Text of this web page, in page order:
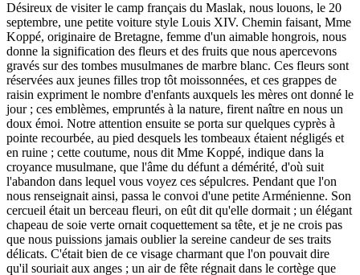
Désireux de visiter le camp français du Maslak, nous louons, le 20
septembre, une petite voiture style Louis XIV. Chemin faisant, Mme
Koppé, originaire de Bretagne, femme d'un aimable hongrois, nous
donne la signification des fleurs et des fruits que nous apercevons
gravés sur des tombes musulmanes de marbre blanc. Ces fleurs sont
réservées aux jeunes filles trop tôt moissonnées, et ces grappes de
raisin expriment le nombre d'enfants auxquels les mères ont donné le
jour ; ces emblèmes, empruntés à la nature, firent naître en nous un
doux émoi. Notre attention ensuite se porta sur quelques cyprès à
pointe recourbée, au pied desquels les tombeaux étaient négligés et
en ruine ; cette coutume, nous dit Mme Koppé, indique dans la
croyance musulmane, que l'âme du défunt a démérité, d'où suit
l'abandon dans lequel vous voyez ces sépulcres. Pendant que l'on
nous renseignait ainsi, passa le convoi d'une petite Arménienne. Son
cercueil était un berceau fleuri, on eût dit qu'elle dormait ; un élégant
chapeau de soie verte ornait coquettement sa tête, et je ne crois pas
que nous puissions jamais oublier la sereine candeur de ses traits
délicats. C'était bien de ce visage charmant que l'on pouvait dire
qu'il souriait aux anges ; un air de fête régnait dans le cortège que